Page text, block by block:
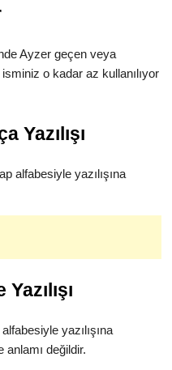
Ayzer geçen veya
o kadar az kullanılıyor
Yazılışı
alfabesiyle yazılışına
yazılışına
anlamı değildir.